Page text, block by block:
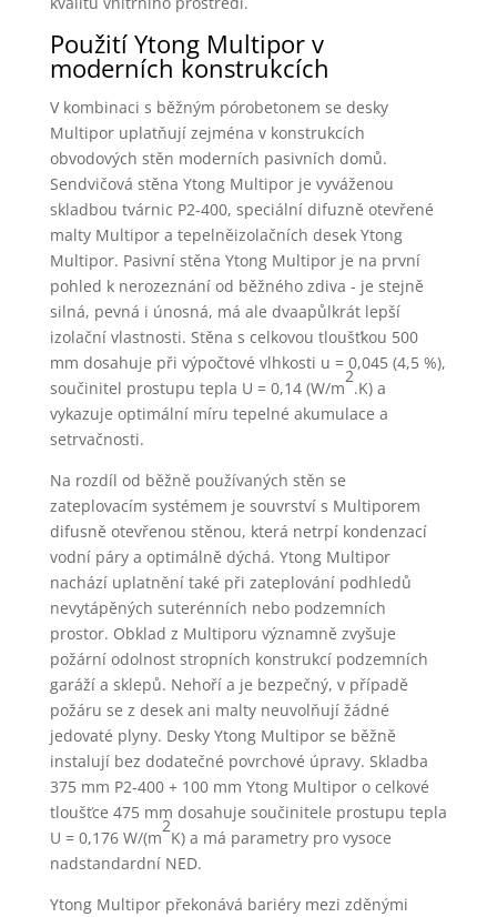
Použití Ytong Multipor v
moderních konstrukcích
V kombinaci s běžným pórobetonem se desky
Multipor uplatňují zejména v konstrukcích
obvodových stěn moderních pasivních domů.
Sendvičová stěna Ytong Multipor je vyváženou
skladbou tvárnic P2-400, speciální difuzně otevřené
malty Multipor a tepelněizolačních desek Ytong
Multipor. Pasivní stěna Ytong Multipor je na první
pohled k nerozeznání od běžného zdiva - je stejně
silná, pevná i únosná, má ale dvaapůlkrát lepší
izolační vlastnosti. Stěna s celkovou tloušťkou 500
mm dosahuje při výpočtové vlhkosti u = 0,045 (4,5 %),
součinitel prostupu tepla U = 0,14 (W/m
2
.K) a
vykazuje optimální míru tepelné akumulace a
setrvačnosti.
Na rozdíl od běžně používaných stěn se
zateplovacím systémem je souvrství s Multiporem
difusně otevřenou stěnou, která netrpí kondenzací
vodní páry a optimálně dýchá. Ytong Multipor
nachází uplatnění také při zateplování podhledů
nevytápěných suterénních nebo podzemních
prostor. Obklad z Multiporu významně zvyšuje
požární odolnost stropních konstrukcí podzemních
garáží a sklepů. Nehoří a je bezpečný, v případě
požáru se z desek ani malty neuvolňují žádné
jedovaté plyny. Desky Ytong Multipor se běžně
instalují bez dodatečné povrchové úpravy. Skladba
375 mm P2-400 + 100 mm Ytong Multipor o celkové
tloušťce 475 mm dosahuje součinitele prostupu tepla
U = 0,176 W/(m
2
K) a má parametry pro vysoce
nadstandardní NED.
Ytong Multipor překonává bariéry mezi zděnými